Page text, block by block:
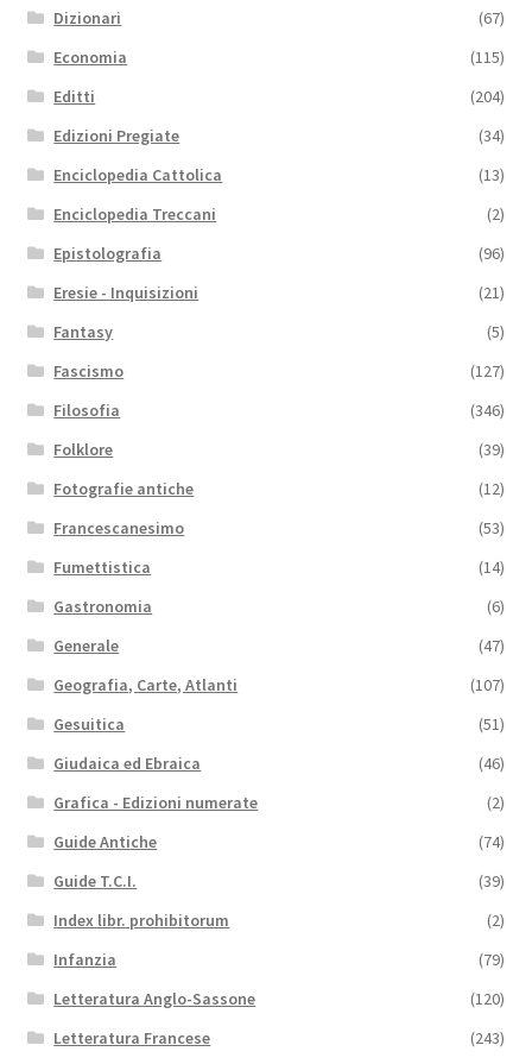
Dizionari
(67)
Economia
(115)
Editti
(204)
Edizioni Pregiate
(34)
Enciclopedia Cattolica
(13)
Enciclopedia Treccani
(2)
Epistolografia
(96)
Eresie - Inquisizioni
(21)
Fantasy
(5)
Fascismo
(127)
Filosofia
(346)
Folklore
(39)
Fotografie antiche
(12)
Francescanesimo
(53)
Fumettistica
(14)
Gastronomia
(6)
Generale
(47)
Geografia, Carte, Atlanti
(107)
Gesuitica
(51)
Giudaica ed Ebraica
(46)
Grafica - Edizioni numerate
(2)
Guide Antiche
(74)
Guide T.C.I.
(39)
Index libr. prohibitorum
(2)
Infanzia
(79)
Letteratura Anglo-Sassone
(120)
Letteratura Francese
(243)